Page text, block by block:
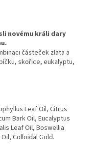
novému králi dary
částeček zlata a
skořice, eukalyptu,
Leaf Oil, Citrus
Bark Oil, Eucalyptus
Leaf Oil, Boswellia
Colloidal Gold.